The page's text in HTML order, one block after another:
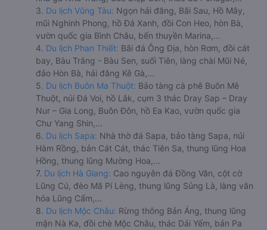
3. Du lịch Vũng Tàu: Ngọn hải đăng, Bãi Sau, Hồ Mây,
mũi Nghinh Phong, hồ Đá Xanh, đồi Con Heo, hòn Bà,
vườn quốc gia Bình Châu, bến thuyền Marina,...
4. Du lịch Phan Thiết: Bãi đá Ông Địa, hòn Rơm, đồi cát
bay, Bàu Trắng - Bàu Sen, suối Tiên, làng chài Mũi Né,
đảo Hòn Bà, hải đăng Kê Gà,...
5. Du lịch Buôn Ma Thuột: Bảo tàng cà phê Buôn Mê
Thuột, núi Đá Voi, hồ Lắk, cụm 3 thác Dray Sap – Dray
Nur – Gia Long, Buôn Đôn, hồ Ea Kao, vườn quốc gia
Chư Yang Shin,...
6. Du lịch Sapa: Nhà thờ đá Sapa, bảo tàng Sapa, núi
Hàm Rồng, bản Cát Cát, thác Tiên Sa, thung lũng Hoa
Hồng, thung lũng Mường Hoa,...
7. Du lịch Hà Giang: Cao nguyên đá Đồng Văn, cột cờ
Lũng Cú, đèo Mã Pí Lèng, thung lũng Sủng Là, làng văn
hóa Lũng Cẩm,...
8. Du lịch Mộc Châu: Rừng thông Bản Áng, thung lũng
mận Nà Ka, đồi chè Mộc Châu, thác Dải Yếm, bản Pa